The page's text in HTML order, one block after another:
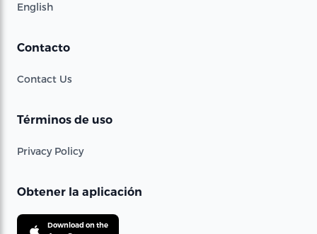
English
Contacto
Contact Us
Términos de uso
Privacy Policy
Obtener la aplicación
Download on the